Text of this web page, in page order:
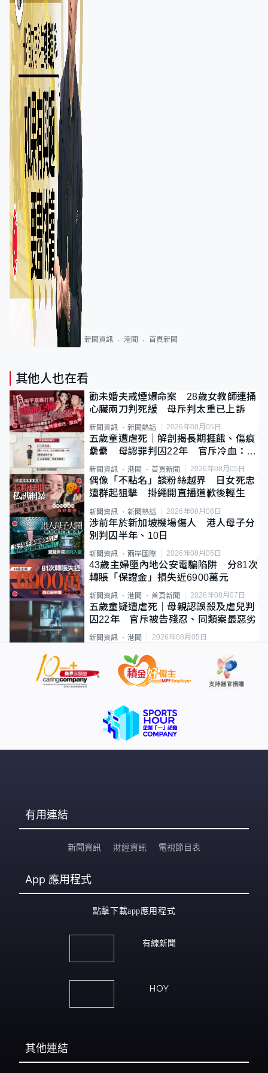
新聞資訊 港聞 首頁新聞
其他人也在看
勸未婚夫戒煙爆命案 28歲女教師連捅
心臟兩刀判死緩 母斥判太重已上訴
新聞資訊 新聞熱話 2026年08月05日
五歲童遭虐死｜解剖揭長期捱餓、傷痕
纍纍 母認罪判囚22年 官斥冷血：同
類案最惡劣
新聞資訊 港聞 首頁新聞 2026年08月05日
偶像「不點名」談粉絲越界 日女死忠
遭群起狙擊 掛繩開直播道歉後輕生
新聞資訊 新聞熱話 2026年08月06日
涉前年於新加坡機場傷人 港人母子分
別判囚半年、10日
新聞資訊 兩岸國際 2026年08月05日
43歲主婦墮內地公安電騙陷阱 分81次
轉賬「保證金」損失近6900萬元
新聞資訊 港聞 首頁新聞 2026年08月07日
五歲童疑遭虐死｜母親認誤殺及虐兒判
囚22年 官斥被告殘忍、同類案最惡劣
新聞資訊 港聞 2026年08月05日
有用連結
新聞資訊 財經資訊 電視節目表
App 應用程式
點擊下載app應用程式
有線新聞
HOY
其他連結